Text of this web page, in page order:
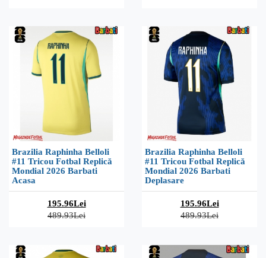
Brazilia Raphinha Belloli
#11 Tricou Fotbal Replică
Mondial 2026 Barbati
Acasa
195.96Lei
489.93Lei
Brazilia Raphinha Belloli
#11 Tricou Fotbal Replică
Mondial 2026 Barbati
Deplasare
195.96Lei
489.93Lei